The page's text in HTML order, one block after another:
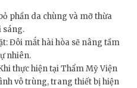
phần da chùng và mỡ thừa
sáng.
Đôi mắt hài hòa sẽ nâng tầm
nhiên.
thực hiện tại Thẩm Mỹ Viện
vô trùng, trang thiết bị hiện